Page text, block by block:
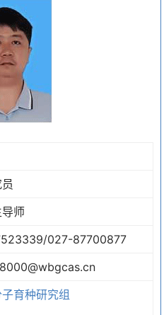
师
027-87700877
育种研究组